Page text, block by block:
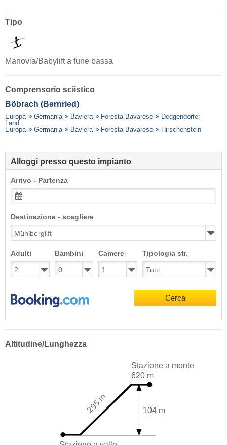
Tipo
Manovia/Babylift a fune bassa
Comprensorio sciistico
Böbrach (Bernried)
Europa Germania Baviera Foresta Bavarese
Deggendorfer
Land
Europa
Germania Baviera Foresta Bavarese Hirschenstein
Alloggi presso questo impianto
Arrivo - Partenza
Destinazione - scegliere
Adulti Bambini Camere Tipologia str.
Cerca
Altitudine/Lunghezza
Stazione a monte
620 m
104 m
295 m